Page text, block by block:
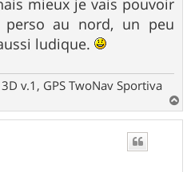
mieux je vais pouvoir
au nord, un peu
ludique.
v.1, GPS TwoNav Sportiva
a
u